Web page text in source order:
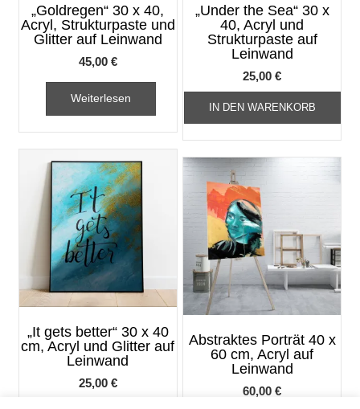
„Goldregen“ 30 x 40,
Acryl, Strukturpaste und
Glitter auf Leinwand
45,00 €
Weiterlesen
„Under the Sea“ 30 x
40, Acryl und
Strukturpaste auf
Leinwand
25,00 €
IN DEN WARENKORB
„It gets better“ 30 x 40
cm, Acryl und Glitter auf
Leinwand
25,00 €
Abstraktes Porträt 40 x
60 cm, Acryl auf
Leinwand
60,00 €